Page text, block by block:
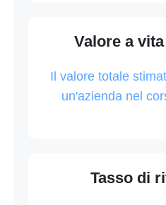
Valore a
Il valore totale
un'azienda nel
Tasso di